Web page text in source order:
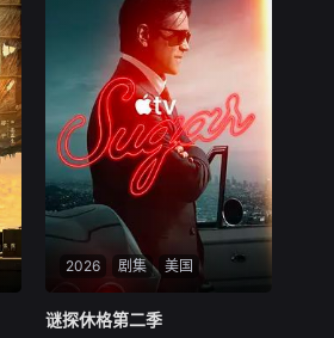
2026 剧集 美国
谜探休格第二季
谜探休格第二季